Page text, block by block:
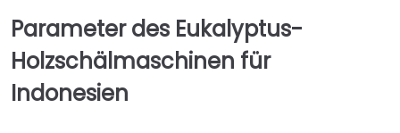
Parameter des Eukalyptus-
Holzschälmaschinen für
Indonesien